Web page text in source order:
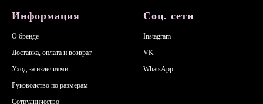
Информация
О бренде
Доставка, оплата и возврат
Уход за изделиями
Руководство по размерам
Сотрудничество
Соц. сети
Instagram
VK
WhatsApp